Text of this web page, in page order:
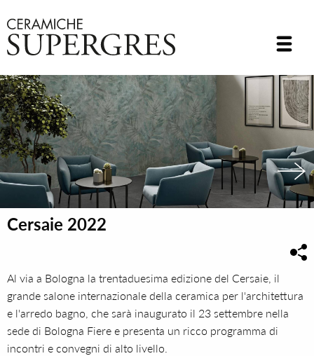
Cersaie 2022
Al via a Bologna la trentaduesima edizione del Cersaie, il
grande salone internazionale della ceramica per l'architettura
e l'arredo bagno, che sarà inaugurato il 23 settembre nella
sede di Bologna Fiere e presenta un ricco programma di
incontri e convegni di alto livello.